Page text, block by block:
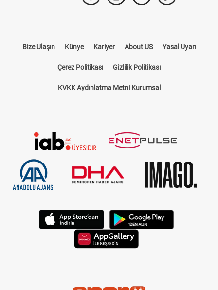
Bize Ulaşın Künye Kariyer About US Yasal Uyarı
Çerez Politikası Gizlilik Politikası
KVKK Aydınlatma Metni Kurumsal